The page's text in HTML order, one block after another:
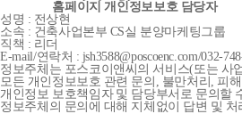
홈페이지 개인정보보호 담당자
성명 : 전상현
소속 : 건축사업본부 CS실 분양마케팅그룹
직책 : 리더
E-mail/연락처 : jsh3588@poscoenc.com/032-
정보주체는 포스코이앤씨의 서비스(또는 사
모든 개인정보보호 관련 문의, 불만처리, 피
개인정보 보호책임자 및 담당부서로 문의할
정보주체의 문의에 대해 지체없이 답변 및